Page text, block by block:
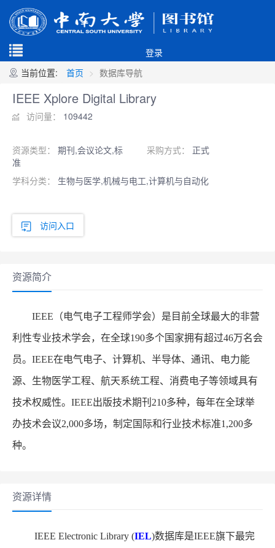
登录
当前位置:
首页 数据库导航
IEEE Xplore Digital Library
访问量： 109442
资源类型： 期刊,会议论文,标
准
采购方式： 正式
学科分类： 生物与医学,机械与电工,计算机与自动化
访问入口
资源简介
IEEE（电气电子工程师学会）是目前全球最大的非营
利性专业技术学会，在全球190多个国家拥有超过46万名会
员。IEEE在电气电子、计算机、半导体、通讯、电力能
源、生物医学工程、航天系统工程、消费电子等领域具有
技术权威性。IEEE出版技术期刊210多种，每年在全球举
办技术会议2,000多场，制定国际和行业技术标准1,200多
种。
资源详情
IEEE Electronic Library (IEL)数据库是IEEE旗下最完